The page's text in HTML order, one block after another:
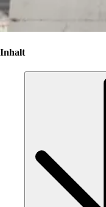
Inhalt